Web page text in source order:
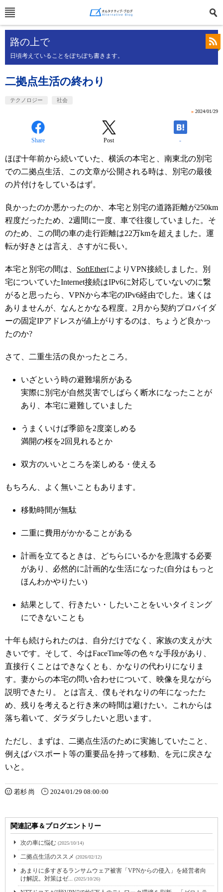
路の上で
日頃考えていることをぽちぽち書きます。
二拠点生活の終わり
テクノロジー 社会
» 2024/01/29
Share Post -
ほぼ十年前から続いていた、横浜の本宅と、南東北の別宅
での二拠点生活、この文章が公開される時は、別宅の最後
の片付けをしているはず。
良かったのか悪かったのか、本宅と別宅の道路距離が250km
程度だったため、2週間に一度、車で往復していました。そ
のため、この間の車の走行距離は22万kmを超えました。運
転が好きとは言え、さすがに長い。
本宅と別宅の間は、 SoftEtherによりVPN接続しました。別
宅についていたInternet接続はIPv6に対応していないのに繋
がると思ったら、VPNから本宅のIPv6経由でした。速くは
ありませんが、なんとかなる程度。2月から契約プロバイダ
ーの固定IPアドレスが値上がりするのは、ちょうど良かっ
たのか?
さて、二重生活の良かったところ。
いざという時の避難場所がある
実際に別宅が自然災害でしばらく断水になったことが
あり、本宅に避難していました
うまくいけば季節を2度楽しめる
満開の桜を2回見れるとか
双方のいいところを楽しめる・使える
もちろん、よく無いこともあります。
移動時間が無駄
二重に費用がかかることがある
計画を立てるときは、どちらにいるかを意識する必要
があり、必然的に計画的な生活になった(自分はもっと
ほんわかやりたい)
結果として、行きたい・したいことをいいタイミング
にできないことも
十年も続けられたのは、自分だけでなく、家族の支えが大
きいです。そして、今はFaceTime等の色々な手段があり、
直接行くことはできなくとも、かなりの代わりになりま
す。妻からの本宅の問い合わせについて、映像を見ながら
説明できたり。 とは言え、僕もそれなりの年になったた
め、残りを考えると行き来の時間は避けたい。これからは
落ち着いて、ダラダラしたいと思います。
ただし、まずは、二拠点生活のために実施していたこと、
例えばパスポート等の重要品を持って移動、を元に戻さな
いと。
若杉 尚 2024/01/29 08:00:00
関連記事＆ブログエントリー
次の車に悩む (2025/10/14)
二拠点生活のススメ (2026/02/12)
あまりに多すぎるランサムウェア被害「VPNからの侵入」を経営者向
け解説。対策はゼ... (2025/10/26)